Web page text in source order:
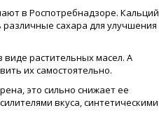
в Роспотребнадзоре. Кальций
различные сахара для улучшения
растительных масел. А
их самостоятельно.
это сильно снижает ее
вкуса, синтетическими